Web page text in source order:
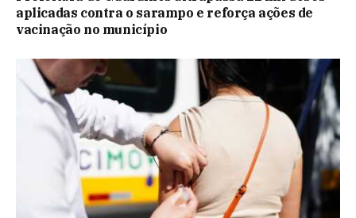
aplicadas contra o sarampo e reforça ações de
vacinação no município